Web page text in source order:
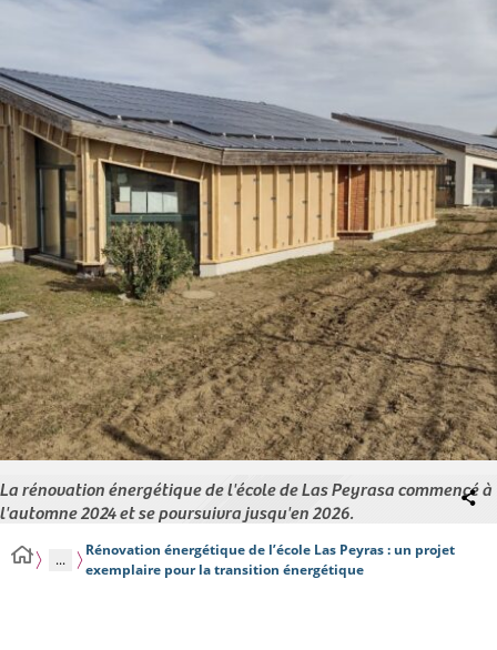
La rénovation énergétique de l'école de Las Peyrasa commencé à
l'automne 2024 et se poursuivra jusqu'en 2026.
...
Rénovation énergétique de l’école Las Peyras : un projet
exemplaire pour la transition énergétique